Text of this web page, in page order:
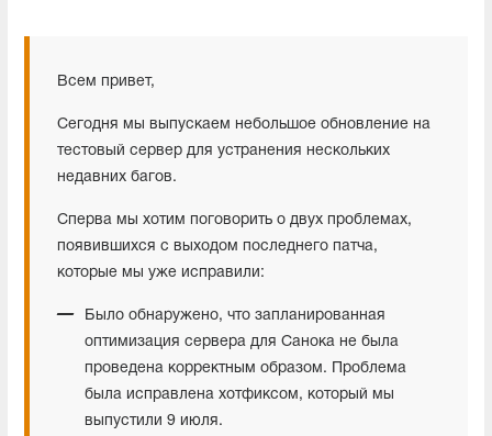
Всем привет,
Сегодня мы выпускаем небольшое обновление на
тестовый сервер для устранения нескольких
недавних багов.
Сперва мы хотим поговорить о двух проблемах,
появившихся с выходом последнего патча,
которые мы уже исправили:
Было обнаружено, что запланированная
оптимизация сервера для Санока не была
проведена корректным образом. Проблема
была исправлена хотфиксом, который мы
выпустили 9 июля.